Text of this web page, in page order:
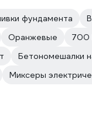
фундамента
Оранжевые 700
Бетономешалки
Миксеры